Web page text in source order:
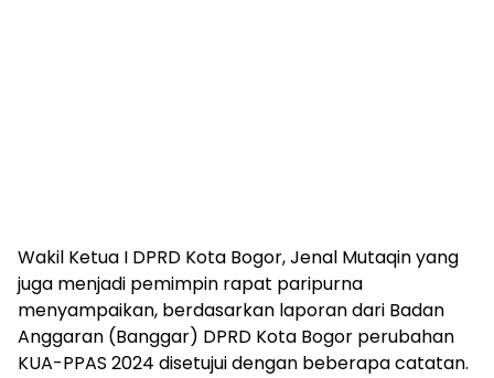
Wakil Ketua I DPRD Kota Bogor, Jenal Mutaqin yang
juga menjadi pemimpin rapat paripurna
menyampaikan, berdasarkan laporan dari Badan
Anggaran (Banggar) DPRD Kota Bogor perubahan
KUA-PPAS 2024 disetujui dengan beberapa catatan.